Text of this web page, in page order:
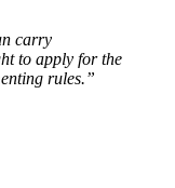
carry
to apply for the
rules.”